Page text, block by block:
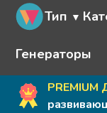
Тип
Генераторы